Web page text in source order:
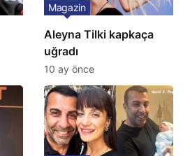
Aleyna Tilki kapkaça
uğradı
Magazin
10 ay önce